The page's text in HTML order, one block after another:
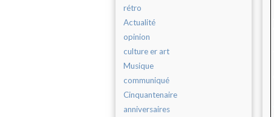
rétro
Actualité
opinion
culture er art
Musique
communiqué
Cinquantenaire
anniversaires